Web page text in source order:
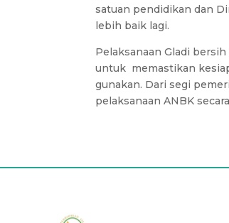
satuan pendidikan dan
lebih baik lagi.
Pelaksanaan Gladi
untuk memastikan
gunakan. Dari segi
pelaksanaan ANBK